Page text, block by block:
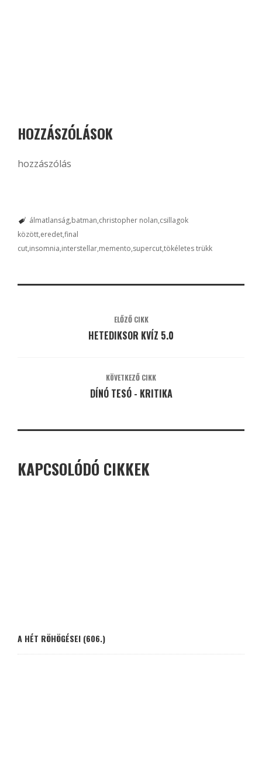
HOZZÁSZÓLÁSOK
hozzászólás
álmatlanság batman christopher nolan csillagok
között eredetfinal
cut insomnia interstellar memento supercuttökéletes trükk
ELŐZŐ CIKK
HETEDIKSOR KVÍZ 5.0
KÖVETKEZŐ CIKK
DÍNÓ TESÓ - KRITIKA
KAPCSOLÓDÓ CIKKEK
A HÉT RÖHÖGÉSEI (606.)